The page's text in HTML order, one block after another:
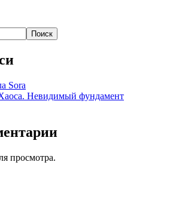
Поиск
Sora
Невидимый фундамент
просмотра.